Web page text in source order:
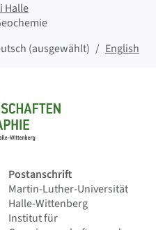
Halle
(ausgewählt)
English
Postanschrift
Martin-Luther-Universität
Halle-Wittenberg
Institut für